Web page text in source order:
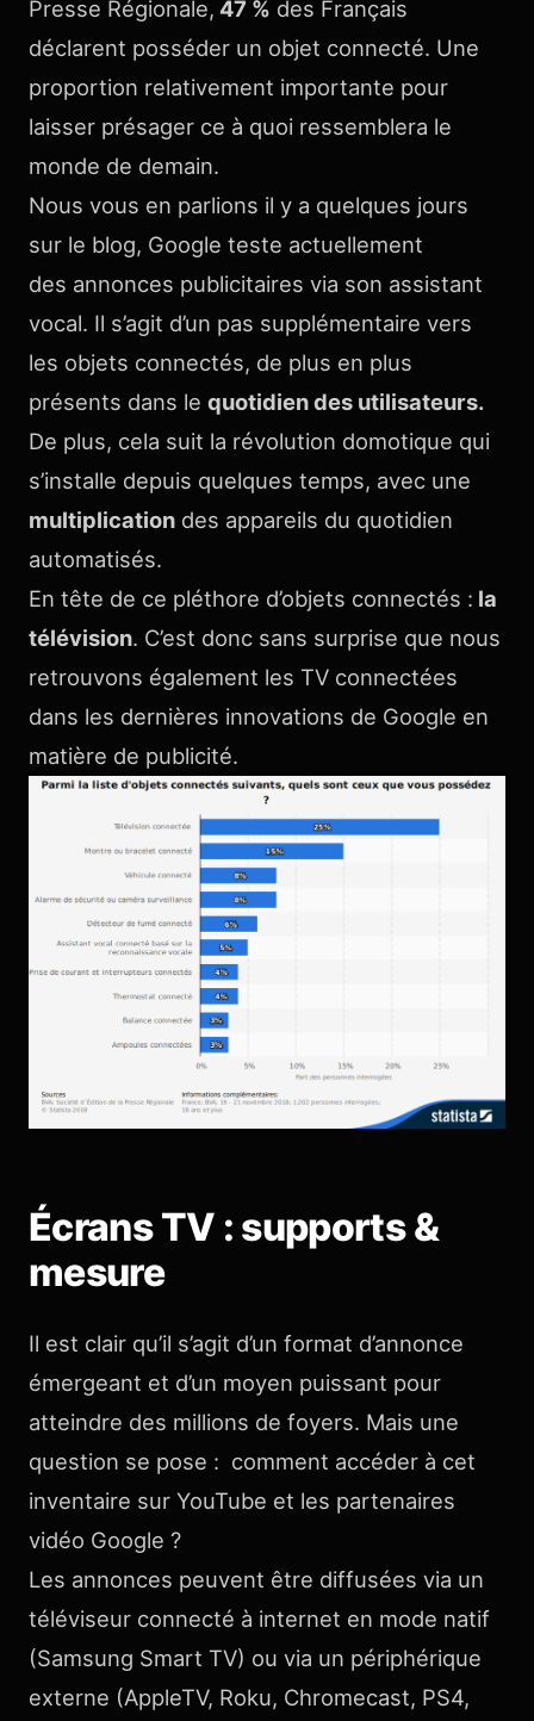
Presse Régionale, 47 % des Français
déclarent posséder un objet connecté. Une
proportion relativement importante pour
laisser présager ce à quoi ressemblera le
monde de demain.
Nous vous en parlions il y a quelques jours
sur le blog, Google teste actuellement
des annonces publicitaires via son assistant
vocal. Il s’agit d’un pas supplémentaire vers
les objets connectés, de plus en plus
présents dans le quotidien des utilisateurs.
De plus, cela suit la révolution domotique qui
s’installe depuis quelques temps, avec une
multiplication des appareils du quotidien
automatisés.
En tête de ce pléthore d’objets connectés : la
télévision. C’est donc sans surprise que nous
retrouvons également les TV connectées
dans les dernières innovations de Google en
matière de publicité.
Écrans TV : supports &
mesure
Il est clair qu’il s’agit d’un format d’annonce
émergeant et d’un moyen puissant pour
atteindre des millions de foyers. Mais une
question se pose : comment accéder à cet
inventaire sur YouTube et les partenaires
vidéo Google ?
Les annonces peuvent être diffusées via un
téléviseur connecté à internet en mode natif
(Samsung Smart TV) ou via un périphérique
externe (AppleTV, Roku, Chromecast, PS4,